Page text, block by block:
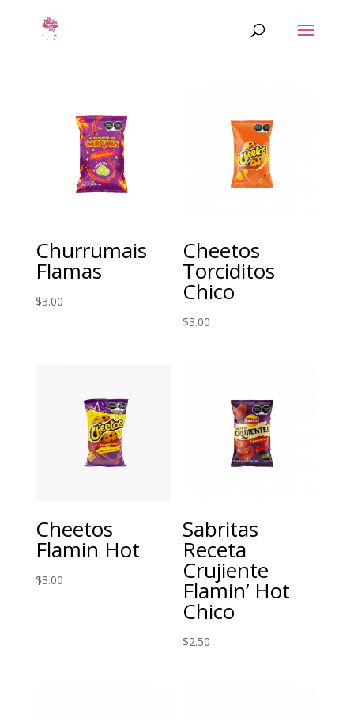
Churrumais
Flamas
$3.00
Cheetos
Torciditos
Chico
$3.00
Cheetos
Flamin Hot
$3.00
Sabritas
Receta
Crujiente
Flamin’ Hot
Chico
$2.50